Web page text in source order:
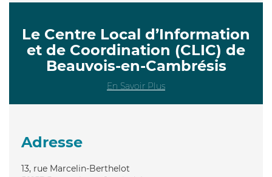
Le Centre Local d’Information
et de Coordination (CLIC) de
Beauvois-en-Cambrésis
En Savoir Plus
Adresse
13, rue Marcelin-Berthelot